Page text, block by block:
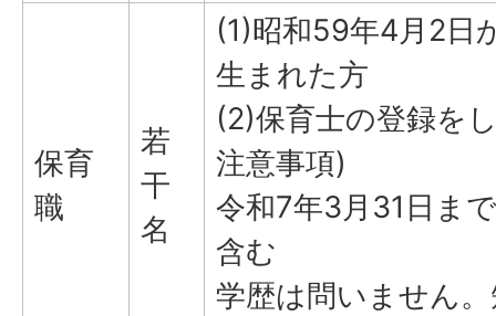
保育
職
若
干
名
(1)昭和59年4月2日
生まれた方
(2)保育士の登録を
注意事項)
令和7年3月31日ま
含む
学歴は問いません